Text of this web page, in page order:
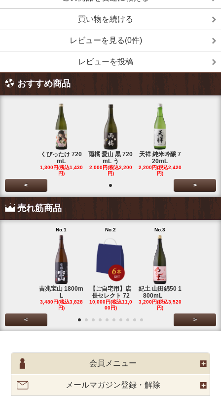
買い物を続ける
レビューを見る(0件)
レビューを投稿
おすすめ商品
くびったけ 720
mL
1,300円(税込1,430
円)
雨橘 愛山 黒 720
mL う
2,000円(税込2,200
円)
天祥 純米吟醸 7
20mL
2,200円(税込2,420
円)
< >
売れ筋商品
No.1
吉兆宝山 1800m
L
3,480円(税込3,828
円)
No.2
【ご自宅用】店
長セレクト 72
10,000円(税込11,0
00円)
No.3
紀土 山田錦50 1
800mL
3,200円(税込3,520
円)
< >
会員メニュー
メールマガジン登録・解除